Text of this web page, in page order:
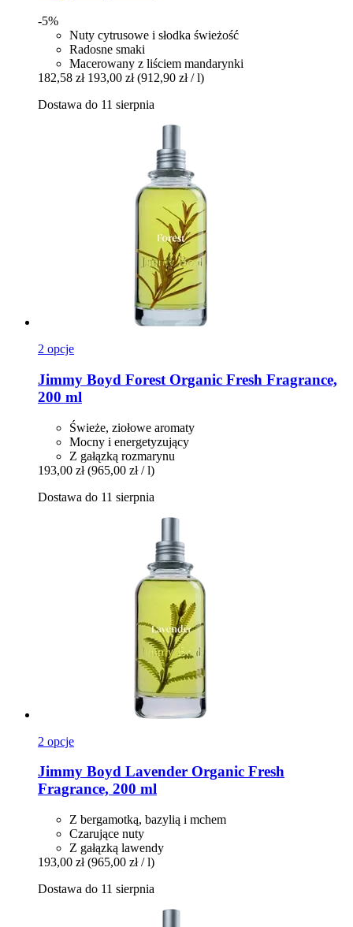
-5%
Nuty cytrusowe i słodka świeżość
Radosne smaki
Macerowany z liściem mandarynki
182,58 zł 193,00 zł (912,90 zł / l)
Dostawa do 11 sierpnia
2 opcje
Jimmy Boyd Forest Organic Fresh Fragrance,
200 ml
Świeże, ziołowe aromaty
Mocny i energetyzujący
Z gałązką rozmarynu
193,00 zł (965,00 zł / l)
Dostawa do 11 sierpnia
2 opcje
Jimmy Boyd Lavender Organic Fresh
Fragrance, 200 ml
Z bergamotką, bazylią i mchem
Czarujące nuty
Z gałązką lawendy
193,00 zł (965,00 zł / l)
Dostawa do 11 sierpnia